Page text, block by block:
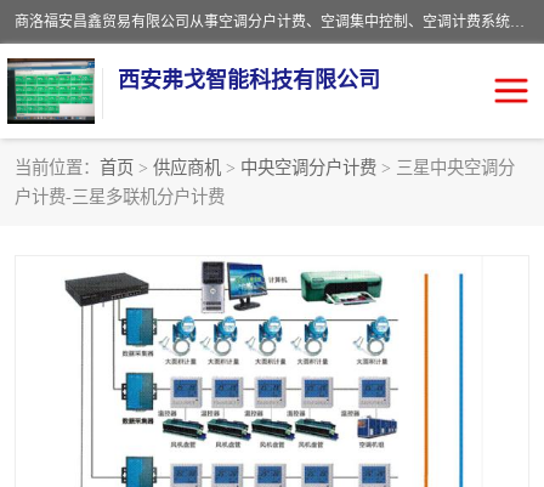
商洛福安昌鑫贸易有限公司从事空调分户计费、空调集中控制、空调计费系统、空调远程控制、中央空调分户计费、中央空调集中控制等产品的销售与安装。。语音控制，解放双手，让用户畅享安全、健康、便利、舒适、节能、愉悦的物联网智慧生活，我们竭诚为您提供住宅、别墅、公寓的智能家居化、智能办公化，智能酒店的解决方案。
西安弗戈智能科技有限公司
当前位置： 首页 > 供应商机 > 中央空调分户计费 > 三星中央空调分
户计费-三星多联机分户计费
中央空调集中控制
中央空调分户计费 空调远程控制
空调计费系统 空调分户计费
中央空调计费系统 空调分户计费系统